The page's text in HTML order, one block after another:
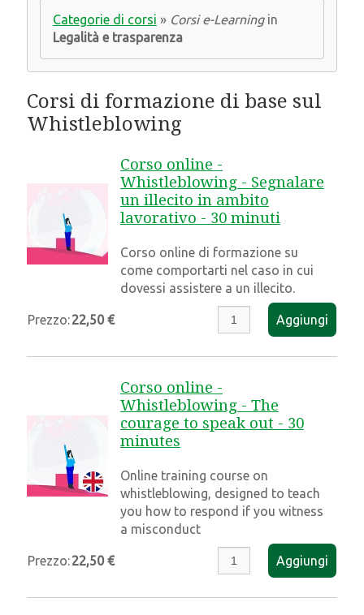
Categorie di corsi » Corsi e-Learningin
Legalità e trasparenza
Corsi di formazione di base sul
Whistleblowing
Corso online -
Whistleblowing - Segnalare
un illecito in ambito
lavorativo - 30 minuti
Corso online di formazione su
come comportarti nel caso in cui
dovessi assistere a un illecito.
Prezzo:22,50 € Aggiungi
Corso online -
Whistleblowing - The
courage to speak out - 30
minutes
Online training course on
whistleblowing, designed to teach
you how to respond if you witness
a misconduct
Prezzo:22,50 € Aggiungi